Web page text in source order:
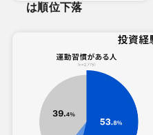
は順位下落